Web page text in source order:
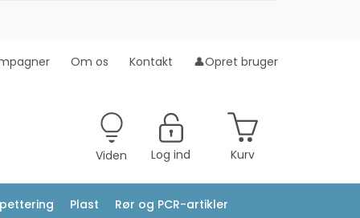
Om os Kontakt 👤Opret bruger
Viden Log ind Kurv
Plast Rør og PCR-artikler